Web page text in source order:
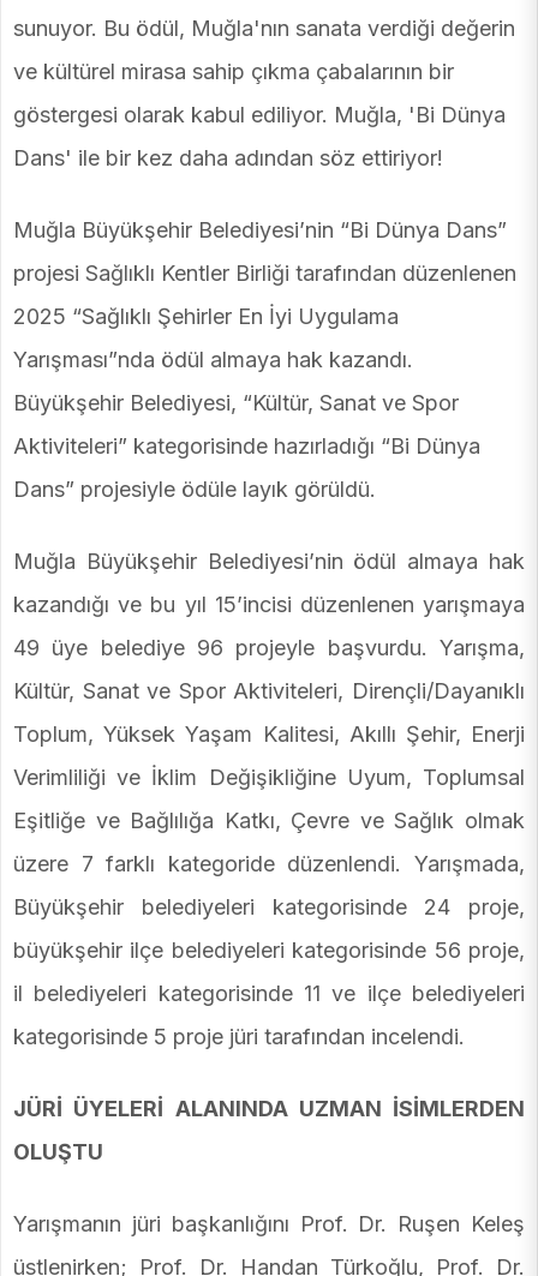
sunuyor. Bu ödül, Muğla'nın sanata verdiği değerin
ve kültürel mirasa sahip çıkma çabalarının bir
göstergesi olarak kabul ediliyor. Muğla, 'Bi Dünya
Dans' ile bir kez daha adından söz ettiriyor!
Muğla Büyükşehir Belediyesi’nin “Bi Dünya Dans”
projesi Sağlıklı Kentler Birliği tarafından düzenlenen
2025 “Sağlıklı Şehirler En İyi Uygulama
Yarışması”nda ödül almaya hak kazandı.
Büyükşehir Belediyesi, “Kültür, Sanat ve Spor
Aktiviteleri” kategorisinde hazırladığı “Bi Dünya
Dans” projesiyle ödüle layık görüldü.
Muğla Büyükşehir Belediyesi’nin ödül almaya hak
kazandığı ve bu yıl 15’incisi düzenlenen yarışmaya
49 üye belediye 96 projeyle başvurdu. Yarışma,
Kültür, Sanat ve Spor Aktiviteleri, Dirençli/Dayanıklı
Toplum, Yüksek Yaşam Kalitesi, Akıllı Şehir, Enerji
Verimliliği ve İklim Değişikliğine Uyum, Toplumsal
Eşitliğe ve Bağlılığa Katkı, Çevre ve Sağlık olmak
üzere 7 farklı kategoride düzenlendi. Yarışmada,
Büyükşehir belediyeleri kategorisinde 24 proje,
büyükşehir ilçe belediyeleri kategorisinde 56 proje,
il belediyeleri kategorisinde 11 ve ilçe belediyeleri
kategorisinde 5 proje jüri tarafından incelendi.
JÜRİ ÜYELERİ ALANINDA UZMAN İSİMLERDEN
OLUŞTU
Yarışmanın jüri başkanlığını Prof. Dr. Ruşen Keleş
üstlenirken; Prof. Dr. Handan Türkoğlu, Prof. Dr.